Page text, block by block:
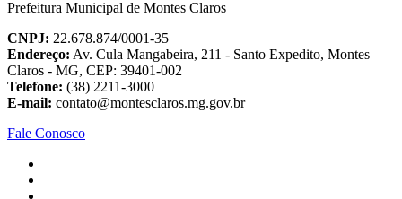
Prefeitura Municipal de Montes Claros
CNPJ: 22.678.874/0001-35
Endereço: Av. Cula Mangabeira, 211 - Santo Expedito, Montes
Claros - MG, CEP: 39401-002
Telefone: (38) 2211-3000
E-mail: contato@montesclaros.mg.gov.br
Fale Conosco